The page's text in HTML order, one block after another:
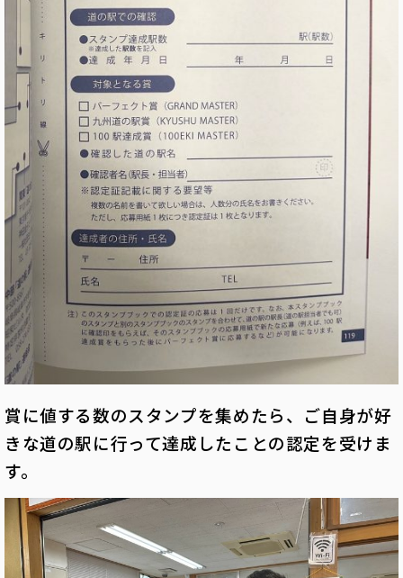
賞に値する数のスタンプを集めたら、ご自身が好
きな道の駅に行って達成したことの認定を受けま
す。